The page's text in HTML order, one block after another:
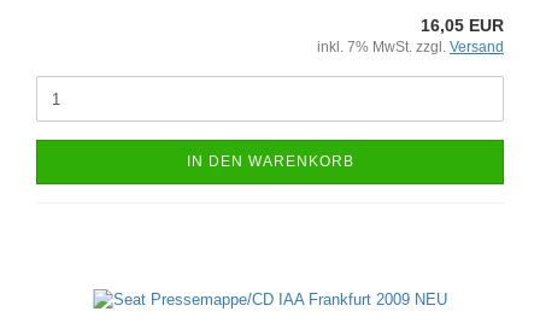
16,05 EUR
inkl. 7% MwSt. zzgl. Versand
IN DEN WARENKORB